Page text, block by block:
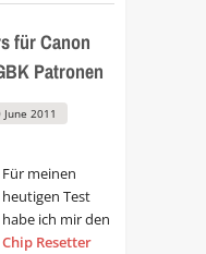
für Canon
Patronen
2011
Für meinen
heutigen Test
habe ich mir den
Chip Resetter